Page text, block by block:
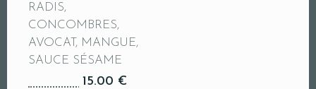
RADIS,
CONCOMBRES,
AVOCAT, MANGUE,
SAUCE SÉSAME
15.00 €